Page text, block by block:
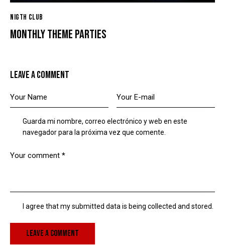
MONTHLY THEME PARTIES
NIGTH CLUB
LEAVE A COMMENT
Guarda mi nombre, correo electrónico y web en este
navegador para la próxima vez que comente.
I agree that my submitted data is being collected and stored.